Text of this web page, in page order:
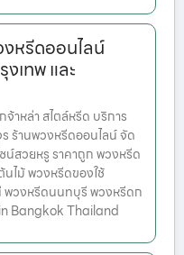
หรีดออนไลน์
เทพ และ
าหล่า สไตล์หรีด บริการ
ร้านพวงหรีดออนไลน์ จัด
น์สวยหรู ราคาถูก พวงหรีด
ไม้ พวงหรีดของใช้
พวงหรีดนนทบุรี พวงหรีดก
Bangkok Thailand